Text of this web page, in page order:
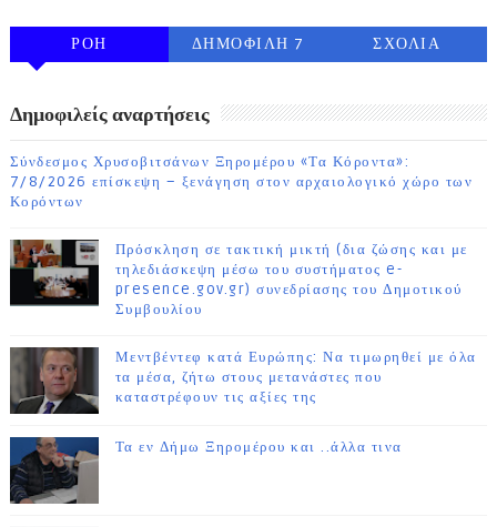
ΡΟΗ
ΔΗΜΟΦΙΛΗ 7
ΣΧΟΛΙΑ
Δημοφιλείς αναρτήσεις
Σύνδεσμος Χρυσοβιτσάνων Ξηρομέρου «Τα Κόροντα»:
7/8/2026 επίσκεψη – ξενάγηση στον αρχαιολογικό χώρο των
Κορόντων
Πρόσκληση σε τακτική μικτή (δια ζώσης και με
τηλεδιάσκεψη μέσω του συστήματος e-
presence.gov.gr) συνεδρίασης του Δημοτικού
Συμβουλίου
Μεντβέντεφ κατά Ευρώπης: Να τιμωρηθεί με όλα
τα μέσα, ζήτω στους μετανάστες που
καταστρέφουν τις αξίες της
Τα εν Δήμω Ξηρομέρου και ..άλλα τινα